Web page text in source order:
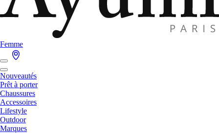
Femme
Nouveautés
Prêt à porter
Chaussures
Accessoires
Lifestyle
Outdoor
Marques